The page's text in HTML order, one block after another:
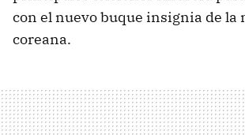
con el nuevo buque insignia de la
coreana.